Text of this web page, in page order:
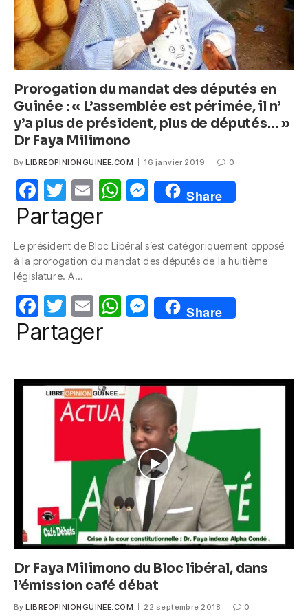
Prorogation du mandat des députés en
Guinée : « L’assemblée est périmée, il n’
y’a plus de président, plus de députés… »
Dr Faya Milimono
By LIBREOPINIONGUINEE.COM 16 janvier 2019 0
F
a
e
b
o
o
k
T
w
itt
er
E
m
W
s
p
p
M
e
e
g
er
Share
Partager
Le président de Bloc Libéral s’est catégoriquement opposé
à la prorogation du mandat des députés de la huitième
législature. A…
F
a
e
b
T
w
itt
er
E
m
W
s
A
p
p
M
e
e
n
g
er
Share
Partager
Dr Faya Milimono du Bloc libéral, dans
l’émission café débat
By LIBREOPINIONGUINEE.COM 22 septembre 2018 0